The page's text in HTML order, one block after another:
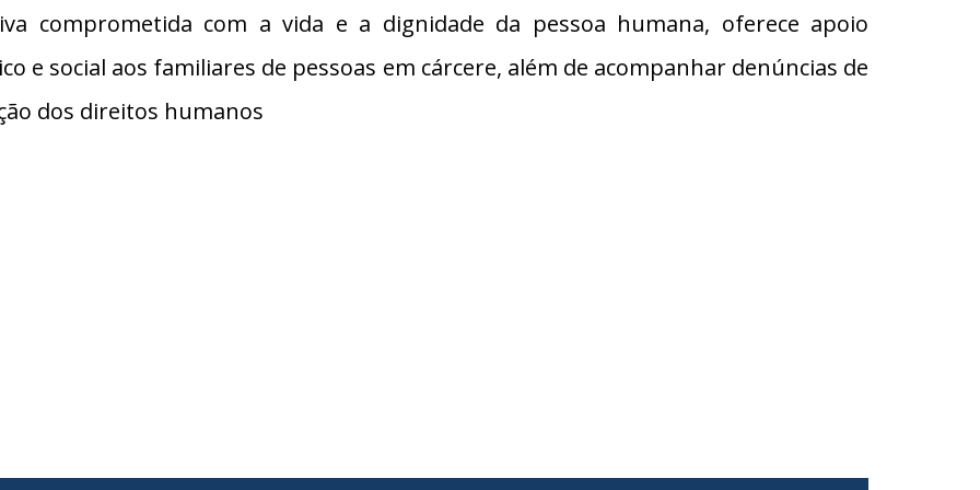
comprometida com a vida e a dignidade da pessoa humana, oferece apoio
e social aos familiares de pessoas em cárcere, além de acompanhar denúncias de
dos direitos humanos